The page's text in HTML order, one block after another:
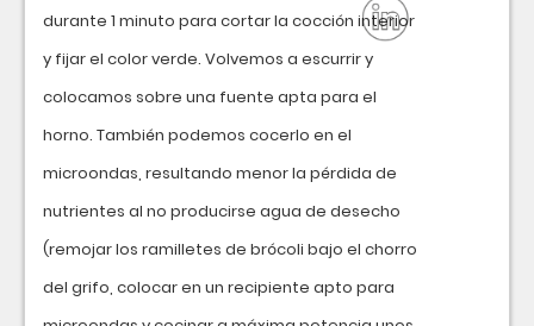
durante 1 minuto para cortar la cocción interior
y fijar el color verde. Volvemos a escurrir y
colocamos sobre una fuente apta para el
horno. También podemos cocerlo en el
microondas, resultando menor la pérdida de
nutrientes al no producirse agua de desecho
(remojar los ramilletes de brócoli bajo el chorro
del grifo, colocar en un recipiente apto para